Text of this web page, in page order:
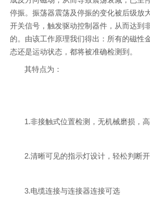
停振。振荡器震荡及停振的变化被后级放
开关信号，触发驱动控制器件，从而达到
的。由该工作原理我们得出：所有的磁性
态还是运动状态，都将被准确检测到。
其特点为：
1.非接触式位置检测，无机械磨损，
2.清晰可见的指示灯设计，轻松判断
3.电缆连接与连接器连接可选